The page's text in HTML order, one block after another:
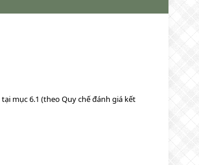
tại mục 6.1 (theo Quy chế đánh giá kết